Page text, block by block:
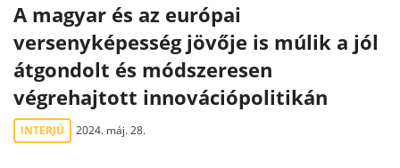
A magyar és az európai
versenyképesség jövője is múlik a jól
átgondolt és módszeresen
végrehajtott innovációpolitikán
INTERJÚ 2024. máj. 28.